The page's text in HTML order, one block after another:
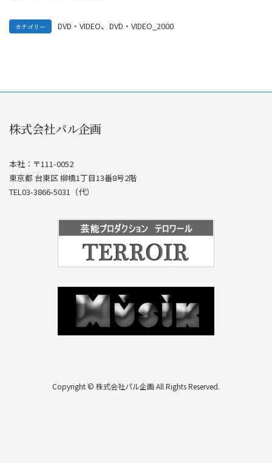
カテゴリー DVD・VIDEO、 DVD・VIDEO_2000
株式会社パル企画
本社：〒111-0052
東京都 台東区 柳橋1丁目13番8号2階
TEL03-3866-5031（代）
Copyright © 株式会社パル企画 All Rights Reserved.